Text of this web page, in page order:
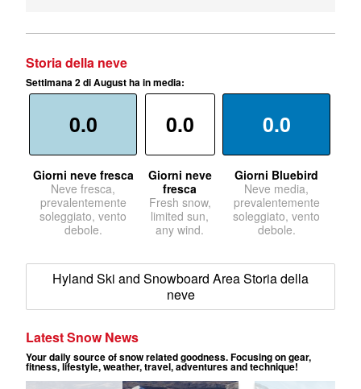
Storia della neve
Settimana 2 di August ha in media:
0.0
Giorni neve fresca
Neve fresca,
prevalentemente
soleggiato, vento
debole.
0.0
Giorni neve
fresca
Fresh snow,
limited sun,
any wind.
0.0
Giorni Bluebird
Neve media,
prevalentemente
soleggiato, vento
debole.
Hyland Ski and Snowboard Area Storia della
neve